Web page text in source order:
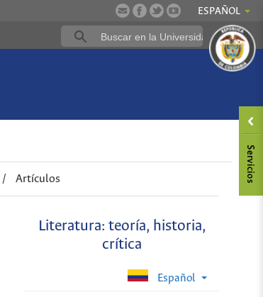
ESPAÑOL
/ Artículos
Literatura: teoría, historia,
crítica
Español